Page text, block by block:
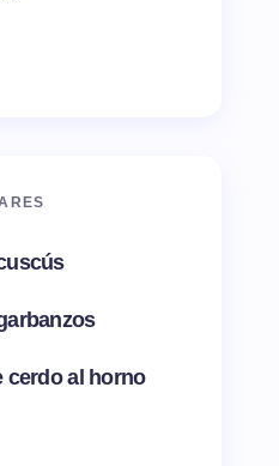
cerdo al horno